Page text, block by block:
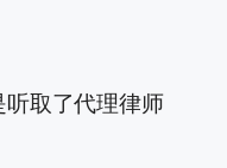
取了代理律师